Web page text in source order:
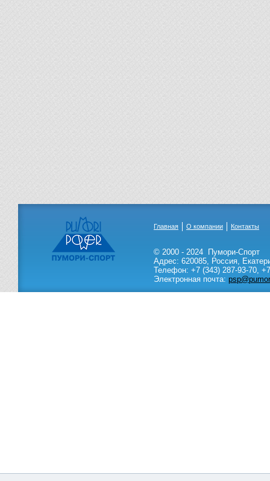
Главная О компании Контакты
© 2000 - 2024
Пумори-Спорт
Адрес: 620085, Россия,
Телефон: +7 (343) 287-93-70,
Электронная почта: